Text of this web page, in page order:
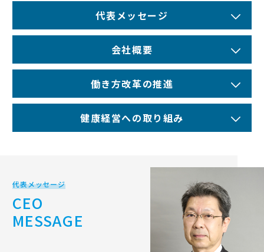
代表メッセージ
会社概要
働き方改革の推進
健康経営への取り組み
代表メッセージ
CEO
MESSAGE